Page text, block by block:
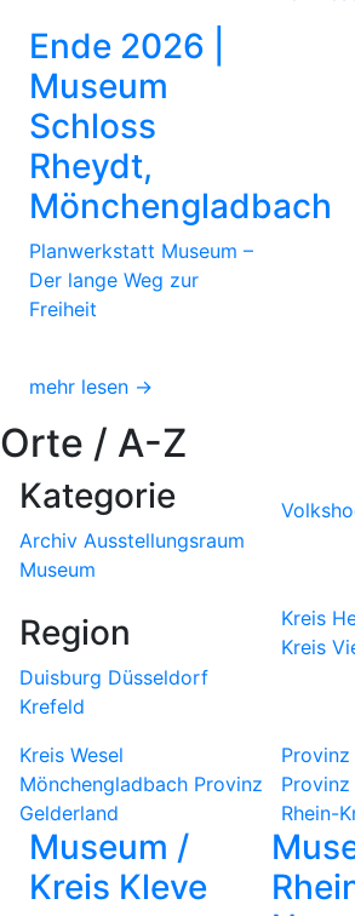
Ende 2026 |
Museum
Schloss
Rheydt,
Mönchengladbach
Planwerkstatt Museum –
Der lange Weg zur
Freiheit
mehr lesen →
Orte / A-Z
Kategorie
Archiv Ausstellungsraum
Museum
Region
Duisburg Düsseldorf
Krefeld
Kreis
Kreis
Kreis Wesel
Mönchengladbach Provinz
Gelderland
Rhein-
Museum /
Kreis Kleve